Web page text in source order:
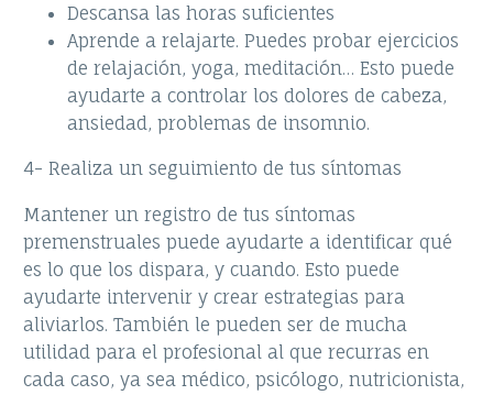
Descansa las horas suficientes
Aprende a relajarte. Puedes probar ejercicios
de relajación, yoga, meditación… Esto puede
ayudarte a controlar los dolores de cabeza,
ansiedad, problemas de insomnio.
4- Realiza un seguimiento de tus síntomas
Mantener un registro de tus síntomas
premenstruales puede ayudarte a identificar qué
es lo que los dispara, y cuando. Esto puede
ayudarte intervenir y crear estrategias para
aliviarlos. También le pueden ser de mucha
utilidad para el profesional al que recurras en
cada caso, ya sea médico, psicólogo, nutricionista,